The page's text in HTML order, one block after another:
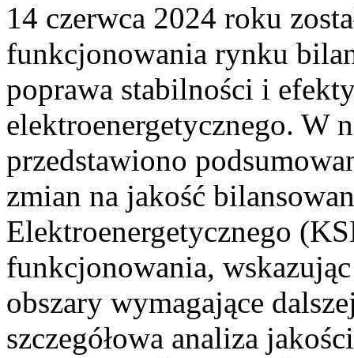
14 czerwca 2024 roku
funkcjonowania rynku
poprawa stabilności i
elektroenergetycznego. W
przedstawiono
zmian na jakość
Elektroenergetycznego
funkcjonowania,
obszary wymagające
szczegółowa analiza